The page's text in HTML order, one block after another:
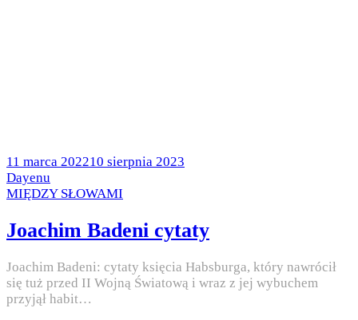
Posted
on
11 marca 202210 sierpnia 2023
by
Dayenu
Posted
MIĘDZY SŁOWAMI
Joachim Badeni cytaty
Joachim Badeni: cytaty księcia Habsburga, który nawrócił
się tuż przed II Wojną Światową i wraz z jej wybuchem
przyjął habit…